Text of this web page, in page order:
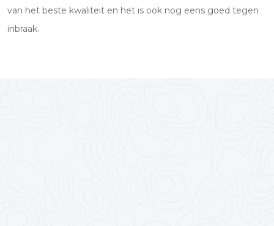
van het beste kwaliteit en het is ook nog eens goed tegen
inbraak.